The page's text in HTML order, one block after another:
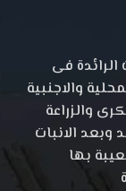
الرائدة فى
والاجنبية
والزراعة
وبعد الانبات
بها